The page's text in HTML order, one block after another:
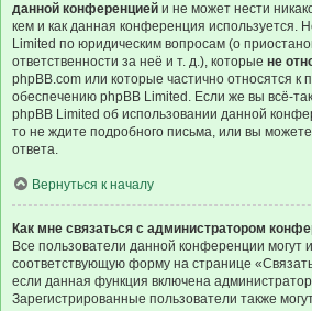
данной конференцией и не может нести
кем и как данная конференция используется.
Limited по юридическим вопросам (о
ответственности за неё и т. д.), которые не
phpBB.com или которые частично относятся к
обеспечению phpBB Limited. Если же вы всё-
phpBB Limited об использовании данной
то не ждите подробного письма, или вы
ответа.
Вернуться к началу
Как мне связаться с администратором
Все пользователи данной конференции могут
соответствующую форму на странице
если данная функция включена
Зарегистрированные пользователи также